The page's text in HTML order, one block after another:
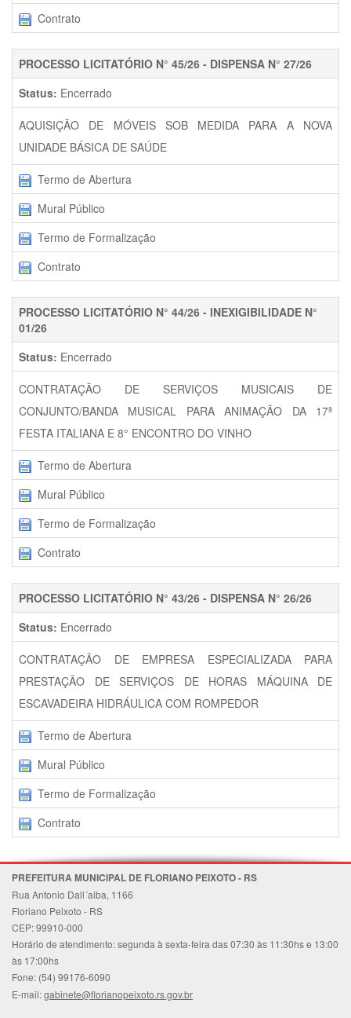
Contrato
PROCESSO LICITATÓRIO N° 45/26 - DISPENSA N° 27/26
Status: Encerrado
AQUISIÇÃO DE MÓVEIS SOB MEDIDA PARA A NOVA
UNIDADE BÁSICA DE SAÚDE
Termo de Abertura
Mural Público
Termo de Formalização
Contrato
PROCESSO LICITATÓRIO N° 44/26 - INEXIGIBILIDADE N°
01/26
Status: Encerrado
CONTRATAÇÃO DE SERVIÇOS MUSICAIS DE
CONJUNTO/BANDA MUSICAL PARA ANIMAÇÃO DA 17ª
FESTA ITALIANA E 8° ENCONTRO DO VINHO
Termo de Abertura
Mural Público
Termo de Formalização
Contrato
PROCESSO LICITATÓRIO N° 43/26 - DISPENSA N° 26/26
Status: Encerrado
CONTRATAÇÃO DE EMPRESA ESPECIALIZADA PARA
PRESTAÇÃO DE SERVIÇOS DE HORAS MÁQUINA DE
ESCAVADEIRA HIDRÁULICA COM ROMPEDOR
Termo de Abertura
Mural Público
Termo de Formalização
Contrato
PREFEITURA MUNICIPAL DE FLORIANO PEIXOTO - RS
Rua Antonio Dall´alba, 1166
Floriano Peixoto - RS
CEP: 99910-000
Horário de atendimento: segunda à sexta-feira das 07:30 às 11:30hs e 13:00
às 17:00hs
Fone: (54) 99176-6090
E-mail:gabinete@florianopeixoto.rs.gov.br